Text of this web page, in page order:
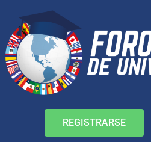
REGISTRARSE